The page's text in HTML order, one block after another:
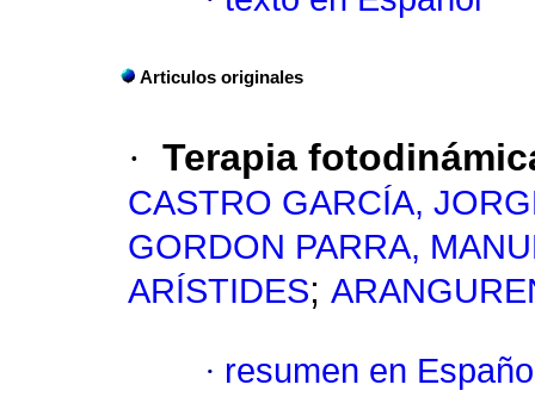
Articulos originales
· Terapia
CASTRO GARCÍA,
GORDON PARRA,
ARÍSTIDES;
· resumen en